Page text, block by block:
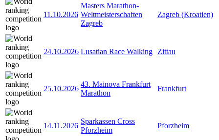
11.10.2026
Masters Marathon-
Weltmeisterschaften
Zagreb
Zagreb (Kroatien)
24.10.2026 Lusatian Race Walking Zittau
25.10.2026
43. Mainova Frankfurt
Marathon
Frankfurt
14.11.2026
Sparkassen Cross
Pforzheim
Pforzheim